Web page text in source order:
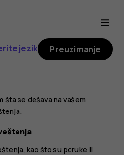
jezik Preuzimanje
šta se dešava na vašem
kao što su poruke ili